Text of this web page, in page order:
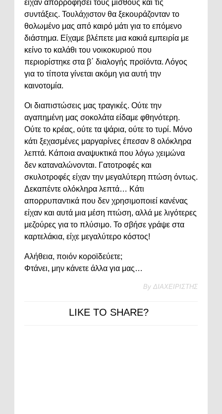
είχαν απορροφήσει τους μισθούς και τις
συντάξεις. Τουλάχιστον θα ξεκουράζονταν το
θολωμένο μας από καιρό μάτι για το επόμενο
διάστημα. Είχαμε βλέπετε μια κακιά εμπειρία με
κείνο το καλάθι του νοικοκυριού που
περιορίστηκε στα β΄ διαλογής προϊόντα. Λόγος
για το τίποτα γίνεται ακόμη για αυτή την
καινοτομία.
Οι διαπιστώσεις μας τραγικές. Ούτε την
αγαπημένη μας σοκολάτα είδαμε φθηνότερη.
Ούτε το κρέας, ούτε τα ψάρια, ούτε το τυρί. Μόνο
κάτι ξεχασμένες μαργαρίνες έπεσαν 8 ολόκληρα
λεπτά. Κάποια αναψυκτικά που λόγω χειμώνα
δεν καταναλώνονται. Γατοτροφές και
σκυλοτροφές είχαν την μεγαλύτερη πτώση όντως.
Δεκαπέντε ολόκληρα λεπτά… Κάτι
απορρυπαντικά που δεν χρησιμοποιεί κανένας
είχαν και αυτά μια μέση πτώση, αλλά με λιγότερες
μεζούρες για το πλύσιμο. Το σβήσε γράψε στα
καρτελάκια, είχε μεγαλύτερο κόστος!
Αλήθεια, ποιόν κοροϊδεύετε;
Φτάνει, μην κάνετε άλλα για μας…
By ΔΙΑΧΕΙΡΙΣΤΗΣ
LIKE TO SHARE?